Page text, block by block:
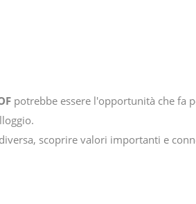
potrebbe essere l'opportunità che fa
scoprire valori importanti e